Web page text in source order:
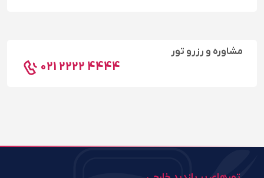
مشاوره و رزرو تور
021 2222 4444